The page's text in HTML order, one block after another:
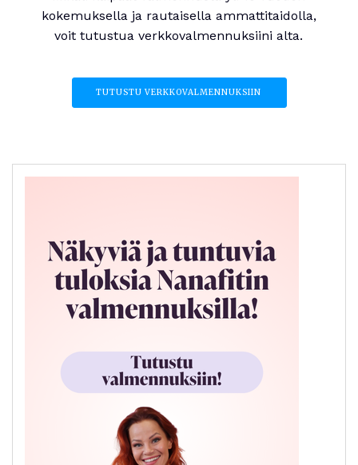
kokemuksella ja rautaisella ammattitaidolla,
voit tutustua verkkovalmennuksiini alta.
TUTUSTU VERKKOVALMENNUKSIIN